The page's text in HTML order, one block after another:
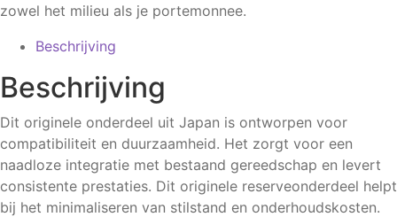
zowel het milieu als je portemonnee.
Beschrijving
Beschrijving
Dit originele onderdeel uit Japan is ontworpen voor
compatibiliteit en duurzaamheid. Het zorgt voor een
naadloze integratie met bestaand gereedschap en levert
consistente prestaties. Dit originele reserveonderdeel helpt
bij het minimaliseren van stilstand en onderhoudskosten.